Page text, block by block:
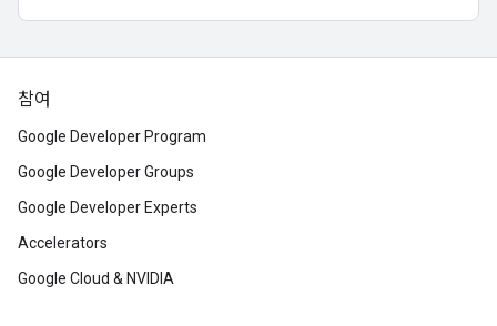
참여
Google Developer Program
Google Developer Groups
Google Developer Experts
Accelerators
Google Cloud & NVIDIA